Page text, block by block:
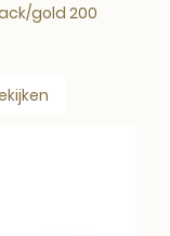
gold 200